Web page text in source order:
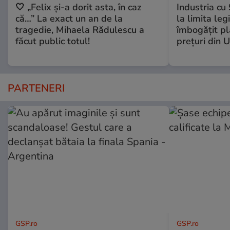
🤍 „Felix și-a dorit asta, în caz
că…” La exact un an de la
tragedie, Mihaela Rădulescu a
făcut public totul!
Industria
la limita
îmbogăţit
preţuri din
PARTENERI
GSP.ro GSP.ro